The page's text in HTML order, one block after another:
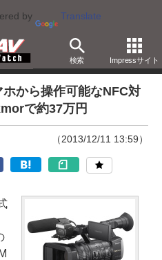
by Translate
検索 Impressサイト
から操作可能なNFC対
で約37万円
（2013/12/11 13:59）